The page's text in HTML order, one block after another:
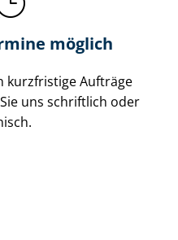
möglich
kurzfristige Aufträge
uns schriftlich oder